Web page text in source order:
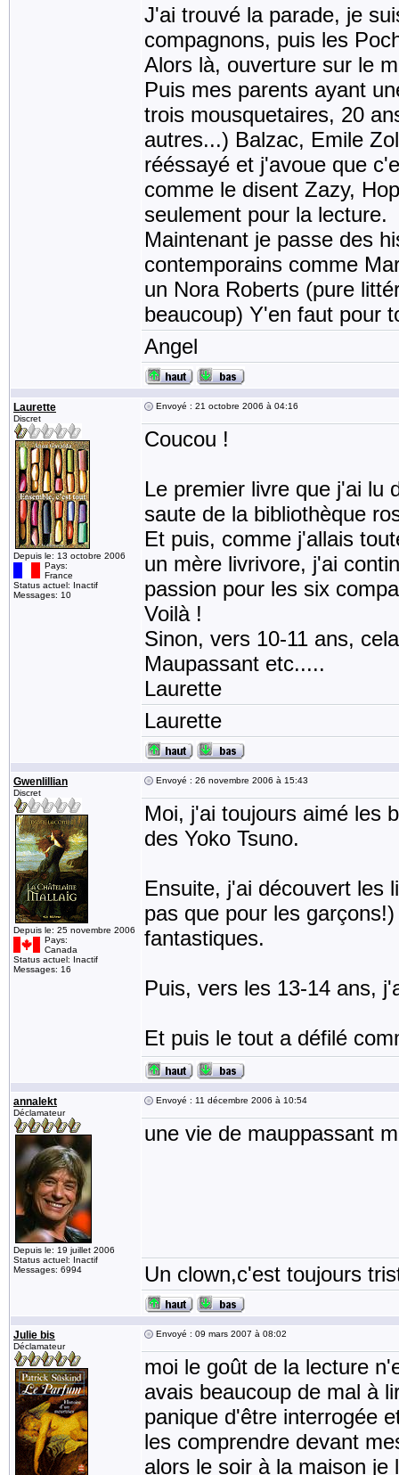
J'ai trouvé la parade, je
compagnons, puis les
Alors là, ouverture sur le
Puis mes parents ayant
trois mousquetaires, 20
autres...) Balzac, Emile
rééssayé et j'avoue que
comme le disent Zazy,
seulement pour la lecture.
Maintenant je passe des
contemporains comme
un Nora Roberts (pure
beaucoup) Y'en faut pour
Angel
Laurette
Discret
Depuis le: 13 octobre 2006
Pays:
France
Status actuel: Inactif
Messages: 10
Envoyé : 21 octobre 2006 à 04:16
Coucou !
Le premier livre que j'ai lu
saute de la bibliothèque
Et puis, comme j'allais
un mère livrivore, j'ai
passion pour les six
Voilà !
Sinon, vers 10-11 ans,
Maupassant etc.....
Laurette
Laurette
Gwenlillian
Discret
Depuis le: 25 novembre 2006
Pays:
Canada
Status actuel: Inactif
Messages: 16
Envoyé : 26 novembre 2006 à 15:43
Moi, j'ai toujours aimé les
des Yoko Tsuno.
Ensuite, j'ai découvert les
pas que pour les
fantastiques.
Puis, vers les 13-14 ans,
Et puis le tout a défilé
annalekt
Déclamateur
Depuis le: 19 juillet 2006
Status actuel: Inactif
Messages: 6994
Envoyé : 11 décembre 2006 à 10:54
une vie de mauppassant
Un clown,c'est toujours
Julie bis
Déclamateur
Envoyé : 09 mars 2007 à 08:02
moi le goût de la lecture
avais beaucoup de mal à
panique d'être interrogée
les comprendre devant
alors le soir à la maison